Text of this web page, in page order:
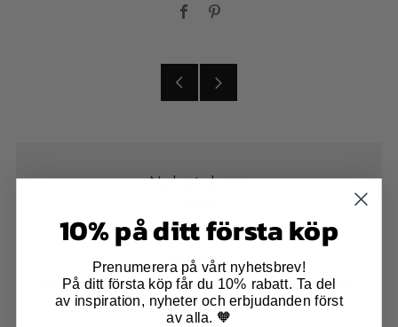
Facebook
Äldre
:: Nyhetsbrev ::
Få första tjing på nyheter, erbjudanden och
inspiration.
Som ny prenumerant får du 10% på ditt första köp i
vår webbutik :)
10% på ditt första köp
Prenumerera på vårt nyhetsbrev!
På ditt första köp får du 10% rabatt. Ta del
av inspiration, nyheter och erbjudanden först
av alla. 🧡